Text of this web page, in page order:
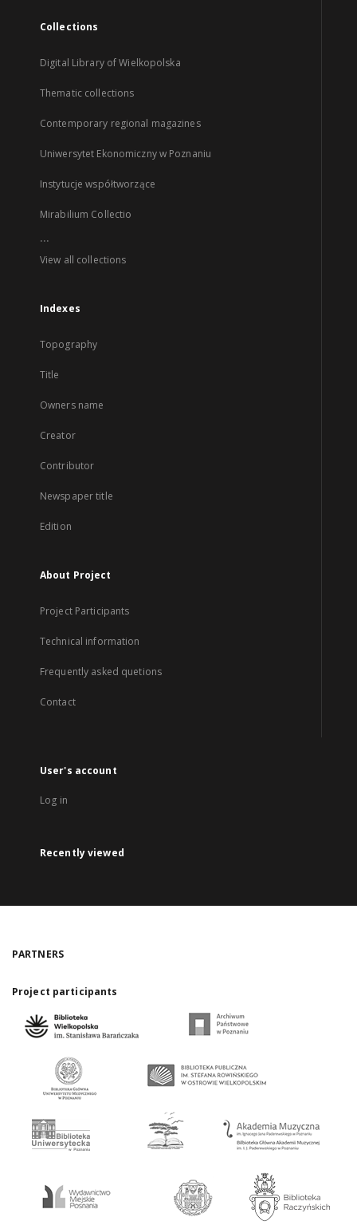
Collections
Digital Library of Wielkopolska
Thematic collections
Contemporary regional magazines
Uniwersytet Ekonomiczny w Poznaniu
Instytucje współtworzące
Mirabilium Collectio
...
View all collections
Indexes
Topography
Title
Owners name
Creator
Contributor
Newspaper title
Edition
About Project
Project Participants
Technical information
Frequently asked quetions
Contact
User's account
Log in
Recently viewed
PARTNERS
Project participants